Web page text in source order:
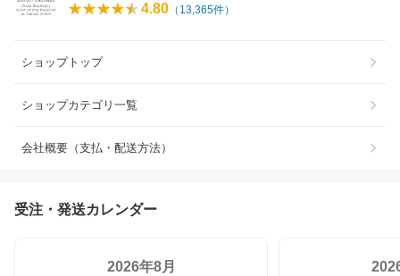
4.80 （ 13,365件）
ショップトップ
ショップカテゴリ一覧
会社概要（支払・配送方法）
受注・発送カレンダー
2026年8月